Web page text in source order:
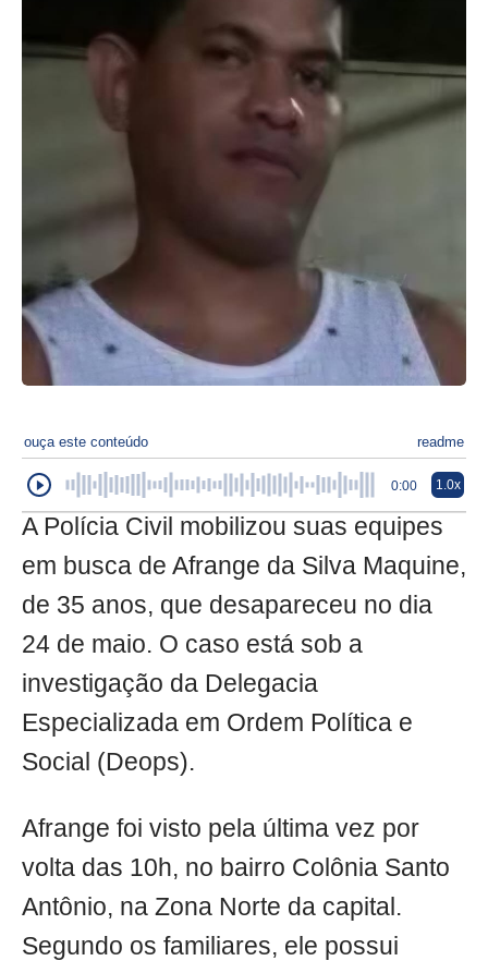
ouça este conteúdo readme
0:00 1.0x
A Polícia Civil mobilizou suas equipes
em busca de Afrange da Silva Maquine,
de 35 anos, que desapareceu no dia
24 de maio. O caso está sob a
investigação da Delegacia
Especializada em Ordem Política e
Social (Deops).
Afrange foi visto pela última vez por
volta das 10h, no bairro Colônia Santo
Antônio, na Zona Norte da capital.
Segundo os familiares, ele possui